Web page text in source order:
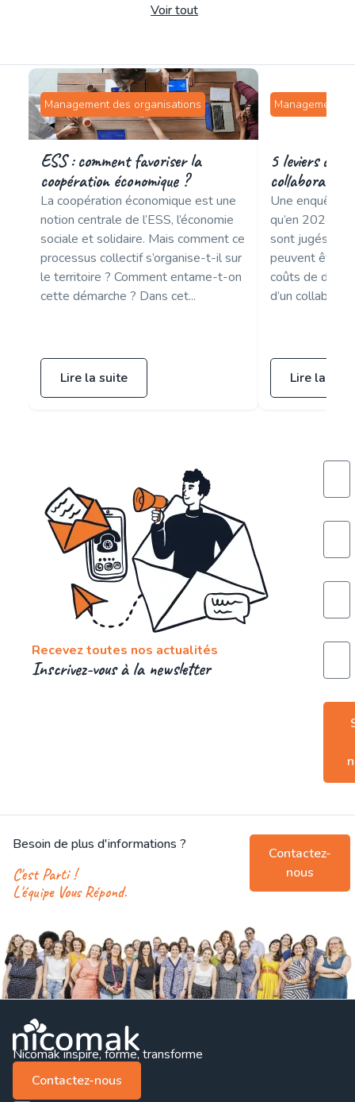
Voir tout
Management des organisations
ESS : comment favoriser la
coopération économique ?
La coopération économique est une
notion centrale de l’ESS, l’économie
sociale et solidaire. Mais comment ce
processus collectif s’organise-t-il sur
le territoire ? Comment entame-t-on
cette démarche ? Dans cet...
Lire la suite
Management
5 leviers de
Une enquête
qu’en 2024,
sont jugés
peuvent être
coûts de
d’un
Lire la
Recevez toutes nos actualités
Inscrivez-vous à la newsletter
Besoin de plus d'informations ?
C'est Parti !
L'équipe Vous Répond.
Contactez-
nous
Nicomak inspire, forme, transforme
Contactez-nous